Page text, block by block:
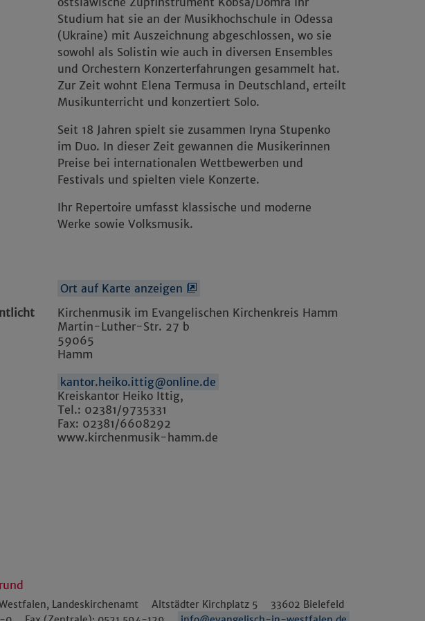
Studium hat sie an der Musikhochschule in Odessa
(Ukraine) mit Auszeichnung abgeschlossen, wo sie
sowohl als Solistin wie auch in diversen Ensembles
und Orchestern Konzerterfahrungen gesammelt hat.
Zur Zeit wohnt Elena Termusa in Deutschland, erteilt
Musikunterricht und konzertiert Solo.
Seit 18 Jahren spielt sie zusammen Iryna Stupenko
im Duo. In dieser Zeit gewannen die Musikerinnen
Preise bei internationalen Wettbewerben und
Festivals und spielten viele Konzerte.
Ihr Repertoire umfasst klassische und moderne
Werke sowie Volksmusik.
Ort auf Karte anzeigen
Kirchenmusik im Evangelischen Kirchenkreis Hamm
Martin-Luther-Str. 27 b
59065
Hamm
kantor.heiko.ittig@online.de
Kreiskantor Heiko Ittig,
Tel.: 02381/9735331
Fax: 02381/6608292
www.kirchenmusik-hamm.de
Landeskirchenamt Altstädter Kirchplatz 5 33602 Bielefeld